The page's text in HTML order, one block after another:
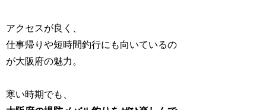
アクセスが良く、
仕事帰りや短時間釣行にも向いているの
が大阪府の魅力。
寒い時期でも、